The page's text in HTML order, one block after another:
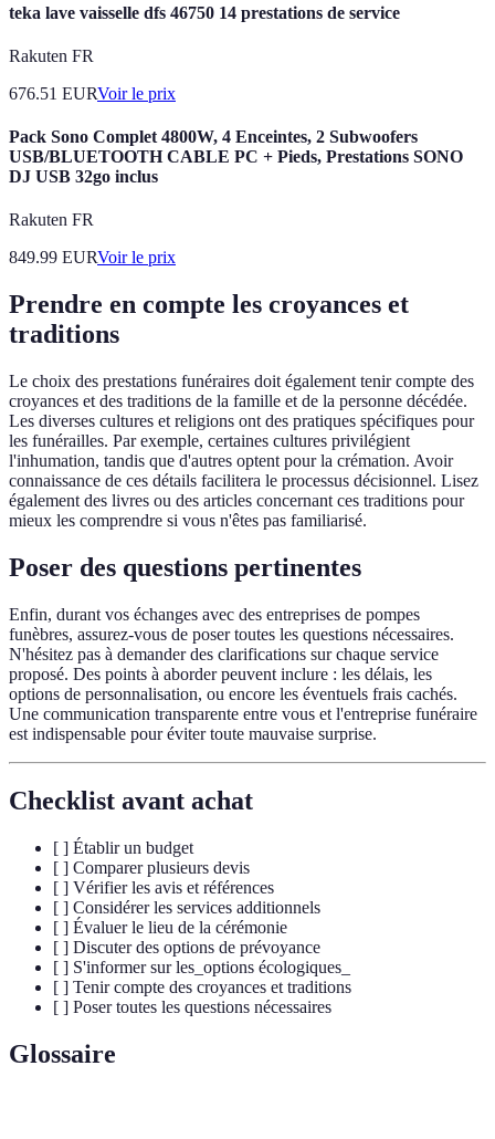
teka lave vaisselle dfs 46750 14 prestations de service
Rakuten FR
676.51 EURVoir le prix
Pack Sono Complet 4800W, 4 Enceintes, 2 Subwoofers
USB/BLUETOOTH CABLE PC + Pieds, Prestations SONO
DJ USB 32go inclus
Rakuten FR
849.99 EURVoir le prix
Prendre en compte les croyances et
traditions
Le choix des prestations funéraires doit également tenir compte des
croyances et des traditions de la famille et de la personne décédée.
Les diverses cultures et religions ont des pratiques spécifiques pour
les funérailles. Par exemple, certaines cultures privilégient
l'inhumation, tandis que d'autres optent pour la crémation. Avoir
connaissance de ces détails facilitera le processus décisionnel. Lisez
également des livres ou des articles concernant ces traditions pour
mieux les comprendre si vous n'êtes pas familiarisé.
Poser des questions pertinentes
Enfin, durant vos échanges avec des entreprises de pompes
funèbres, assurez-vous de poser toutes les questions nécessaires.
N'hésitez pas à demander des clarifications sur chaque service
proposé. Des points à aborder peuvent inclure : les délais, les
options de personnalisation, ou encore les éventuels frais cachés.
Une communication transparente entre vous et l'entreprise funéraire
est indispensable pour éviter toute mauvaise surprise.
Checklist avant achat
[ ] Établir un budget
[ ] Comparer plusieurs devis
[ ] Vérifier les avis et références
[ ] Considérer les services additionnels
[ ] Évaluer le lieu de la cérémonie
[ ] Discuter des options de prévoyance
[ ] S'informer sur les_options écologiques_
[ ] Tenir compte des croyances et traditions
[ ] Poser toutes les questions nécessaires
Glossaire